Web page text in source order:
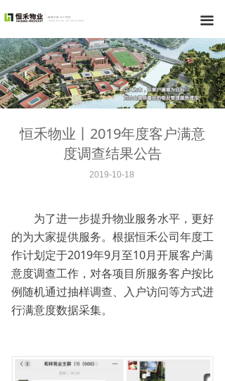
끀
恒禾物业丨2019年度客户满意
度调查结果公告
为了进一步提升物业服务水平，更好
的为大家提供服务。根据恒禾公司年度工
作计划定于2019年9月至10月开展客户满
意度调查工作，对各项目所服务客户按比
例随机通过抽样调查、入户访问等方式进
行满意度数据采集。
2019-10-18